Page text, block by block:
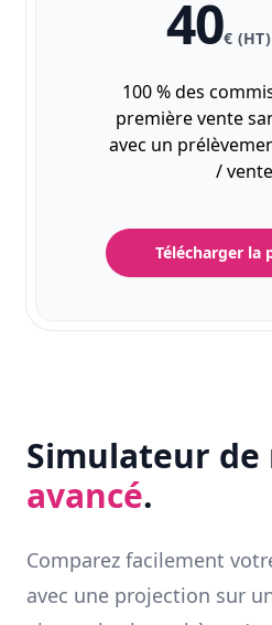
40€
100 % des
première vente
avec un
/
Télécharger la
Simulateur de
avancé.
Comparez facilement
avec une projection sur